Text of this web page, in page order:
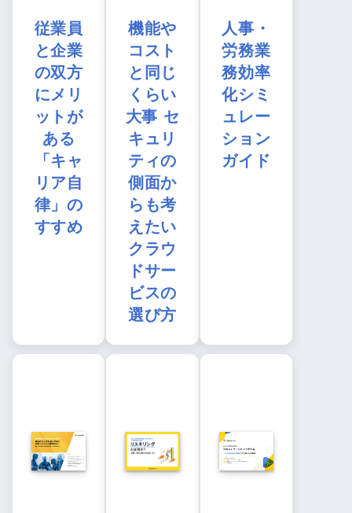
従業員
と企業
の双方
にメリ
ットが
ある
「キャ
リア自
律」の
すすめ
機能や
コスト
と同じ
くらい
大事 セ
キュリ
ティの
側面か
らも考
えたい
クラウ
ドサー
ビスの
選び方
人事・
労務業
務効率
化シミ
ュレー
ション
ガイド